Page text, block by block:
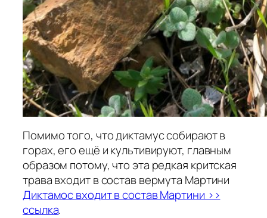
Помимо того, что диктамус собирают в
горах, его ещё и культивируют, главным
образом потому, что эта редкая критская
трава входит в состав вермута Мартини
Диктамос входит в состав Мартини >>
ссылка.